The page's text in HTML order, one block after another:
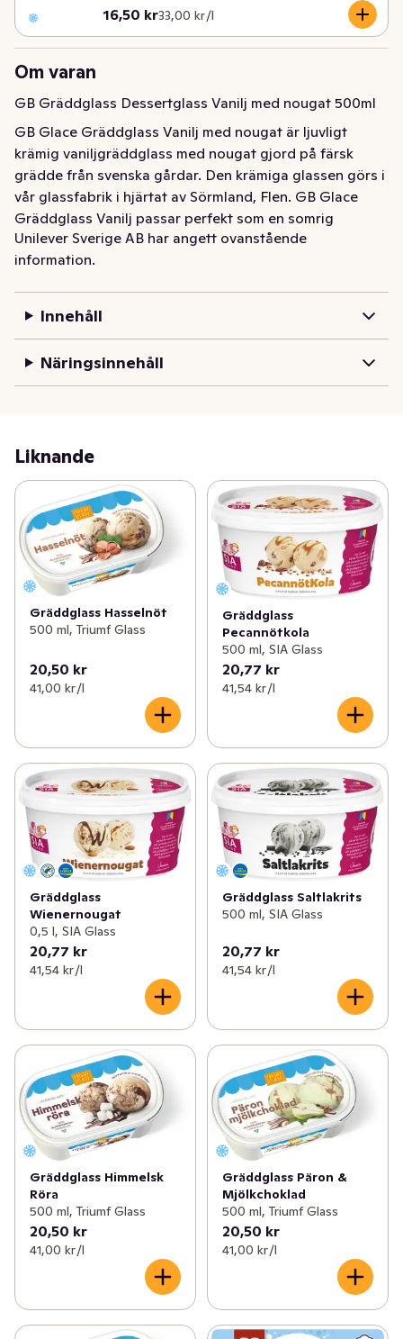
16,50 kr
Nuvarande pris är: 16,50 kr
33,00 kr /l
Styckpris: 33,00 kr /l
Om varan
GB Gräddglass Dessertglass Vanilj med nougat 500ml
GB Glace Gräddglass Vanilj med nougat är ljuvligt
krämig vaniljgräddglass med nougat gjord på färsk
grädde från svenska gårdar. Den krämiga glassen görs i
vår glassfabrik i hjärtat av Sörmland, Flen. GB Glace
Gräddglass Vanilj passar perfekt som en somrig
dessert- eller efterrättsglass. Oavsett hur du njuter av
din glass, ensam eller tillsammans med någon, i sol eller
glass.
Våra grundare hade visionen att sprida glädje genom
härlig och välsmakande glass vars magi för oss samman
GB Glace grundades redan 1942. Vårt mål är att erbjuda
god glass av bra kvalitet till dig samtidigt som vi vill att
våra produkter ska överträffa dina förväntningar varje
gång. Glassfabriken och vårt hjärta finns i Flen och där
producerar vi varje år både omtyckta klassiker såväl
som nyheter med omsorgsfullt utvalda ingredienser och
omtanke om miljön. Vi vill se till att det finns en glass för
alla och hoppas att du kan hitta mer än en favorit bland
de glassar som vi erbjuder! GB Glace – glass, glädje och
gemenskap sedan 1942.
Unilever Sverige AB har angett ovanstående
information.
Innehåll
Näringsinnehåll
Liknande
Gräddglass Hasselnöt
500 ml, Triumf Glass
20,50 kr
41,00 kr /l
Gräddglass
Pecannötkola
500 ml, SIA Glass
20,77 kr
41,54 kr /l
Gräddglass
Wienernougat
0,5 l, SIA Glass
20,77 kr
41,54 kr /l
Gräddglass Saltlakrits
500 ml, SIA Glass
20,77 kr
41,54 kr /l
Gräddglass Himmelsk
Röra
500 ml, Triumf Glass
20,50 kr
41,00 kr /l
Gräddglass Päron &
Mjölkchoklad
500 ml, Triumf Glass
20,50 kr
41,00 kr /l